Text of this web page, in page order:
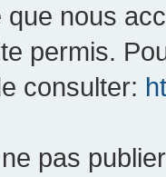
nous
permis.
consulter:
pas